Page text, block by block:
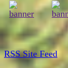
RSS Site Feed